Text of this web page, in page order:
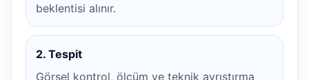
beklentisi alınır.
2. Tespit
Görsel kontrol, ölçüm ve teknik ayrıştırma